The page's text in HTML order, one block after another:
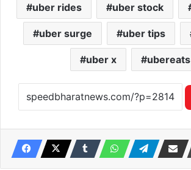
uber rides uber stock
uber surge uber tips
uber x ubereats